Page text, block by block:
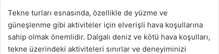
Tekne turları esnasında, özellikle de yüzme ve
güneşlenme gibi aktiviteler için elverişli hava koşullarına
sahip olmak önemlidir. Dalgalı deniz ve kötü hava koşulları,
tekne üzerindeki aktiviteleri sınırlar ve deneyiminizi